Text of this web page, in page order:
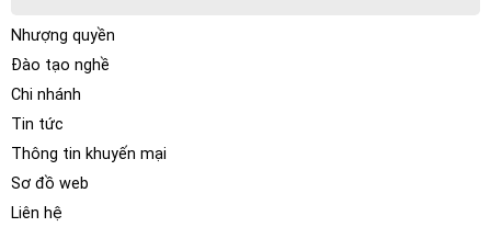
Nhượng quyền
Đào tạo nghề
Chi nhánh
Tin tức
Thông tin khuyến mại
Sơ đồ web
Liên hệ